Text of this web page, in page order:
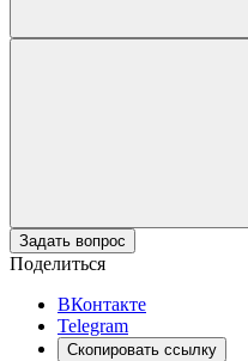
Задать вопрос
Поделиться
ВКонтакте
Telegram
Скопировать ссылку